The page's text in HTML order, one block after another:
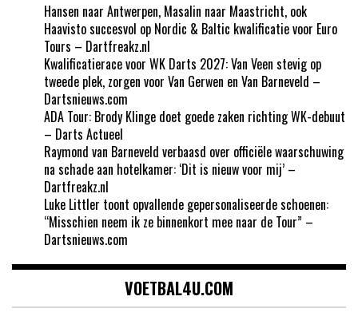
Hansen naar Antwerpen, Masalin naar Maastricht, ook
Haavisto succesvol op Nordic & Baltic kwalificatie voor Euro
Tours – Dartfreakz.nl
Kwalificatierace voor WK Darts 2027: Van Veen stevig op
tweede plek, zorgen voor Van Gerwen en Van Barneveld –
Dartsnieuws.com
ADA Tour: Brody Klinge doet goede zaken richting WK-debuut
– Darts Actueel
Raymond van Barneveld verbaasd over officiële waarschuwing
na schade aan hotelkamer: ‘Dit is nieuw voor mij’ –
Dartfreakz.nl
Luke Littler toont opvallende gepersonaliseerde schoenen:
“Misschien neem ik ze binnenkort mee naar de Tour” –
Dartsnieuws.com
VOETBAL4U.COM